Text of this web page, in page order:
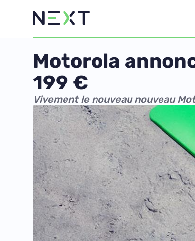
Motorola
199 €
Vivement le nouveau nouveau